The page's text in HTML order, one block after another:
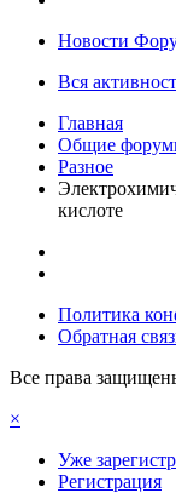
Новости
Вся
Главная
Общие
Разное
кислоте
Политика
Обратная
Все права
×
Уже
Регистрация